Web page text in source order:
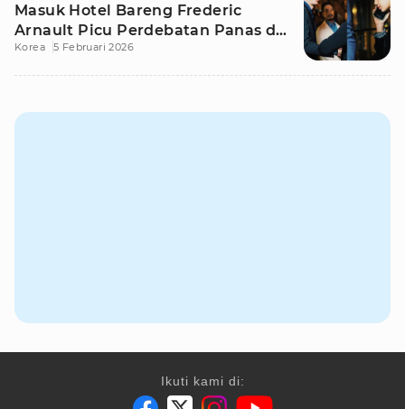
Masuk Hotel Bareng Frederic
Arnault Picu Perdebatan Panas di
Medsos
Korea 5 Februari 2026
Ikuti kami di: